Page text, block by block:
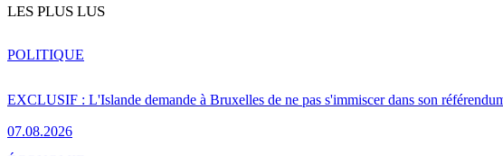
LES PLUS LUS
EXCLUSIF : L'Islande demande à Bruxelles de ne pas s'immiscer dans son
07.08.2026
POLITIQUE